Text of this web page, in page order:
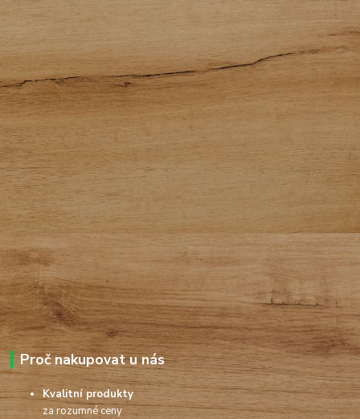
Proč nakupovat u nás
Kvalitní produkty
za rozumné ceny